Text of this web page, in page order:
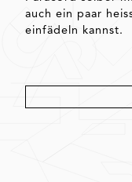
auch ein paar
einfädeln kannst.